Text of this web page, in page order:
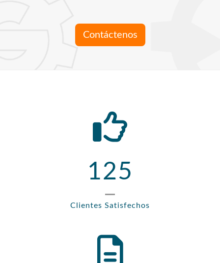
Contáctenos
125
Clientes Satisfechos